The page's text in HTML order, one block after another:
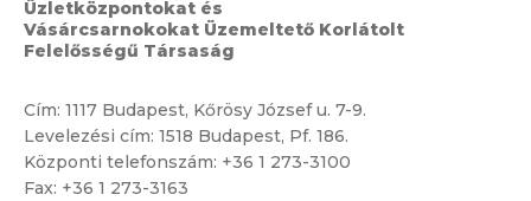
Üzletközpontokat és
Vásárcsarnokokat Üzemeltető Korlátolt
Felelősségű Társaság
Cím: 1117 Budapest, Kőrösy József u. 7-9.
Levelezési cím: 1518 Budapest, Pf. 186.
Központi telefonszám: +36 1 273-3100
Fax: +36 1 273-3163